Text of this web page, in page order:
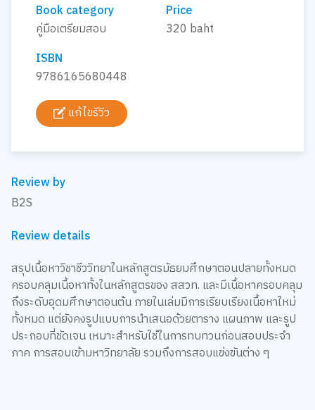
Book category
คู่มือเตรียมสอบ
Price
320 baht
ISBN
9786165680448
แก้ไขรีวิว
Review by
B2S
Review details
สรุปเนื้อหาวิชาชีววิทยาในหลักสูตรมัธยมศึกษาตอนปลายทั้งหมด
ครอบคลุมเนื้อหาทั้งในหลักสูตรของ สสวท. และมีเนื้อหาครอบคลุม
ถึงระดับอุดมศึกษาตอนต้น ภายในเล่มมีการเรียบเรียงเนื้อหาใหม่
ทั้งหมด แต่ยังคงรูปแบบการนำเสนอด้วยตาราง แผนภาพ และรูป
ประกอบที่ชัดเจน เหมาะสำหรับใช้ในการทบทวนก่อนสอบประจำ
ภาค การสอบเข้ามหาวิทยาลัย รวมถึงการสอบแข่งขันต่าง ๆ